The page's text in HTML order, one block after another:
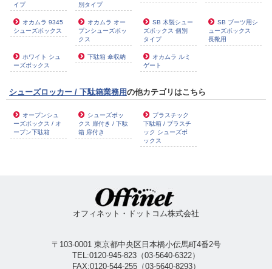
イプ
別タイプ
オカムラ 9345
シューズボックス
オカムラ オー
プンシューズボッ
クス
SB 木製シュー
ズボックス 個別
タイプ
SB ブーツ用シ
ューズボックス
長靴用
ホワイト シュ
ーズボックス
下駄箱 傘収納
オカムラ ルミ
ゲート
シューズロッカー / 下駄箱業務用の他カテゴリはこちら
オープンシュ
ーズボックス / オ
ープン下駄箱
シューズボッ
クス 扉付き / 下駄
箱 扉付き
プラスチック
下駄箱 / プラスチ
ック シューズボ
ックス
オフィネット・ドットコム株式会社
〒103-0001 東京都中央区日本橋小伝馬町4番2号
TEL:0120-945-823 （03-5640-6322）
FAX:0120-544-255（03-5640-8293）